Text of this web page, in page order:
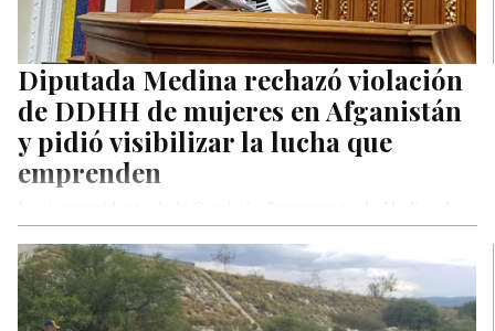
Diputada Medina rechazó violación
de DDHH de mujeres en Afganistán
y pidió visibilizar la lucha que
emprenden
Comunicación de la Asamblea Nacional legítima, Sonia Medina,
rechazó este martes…